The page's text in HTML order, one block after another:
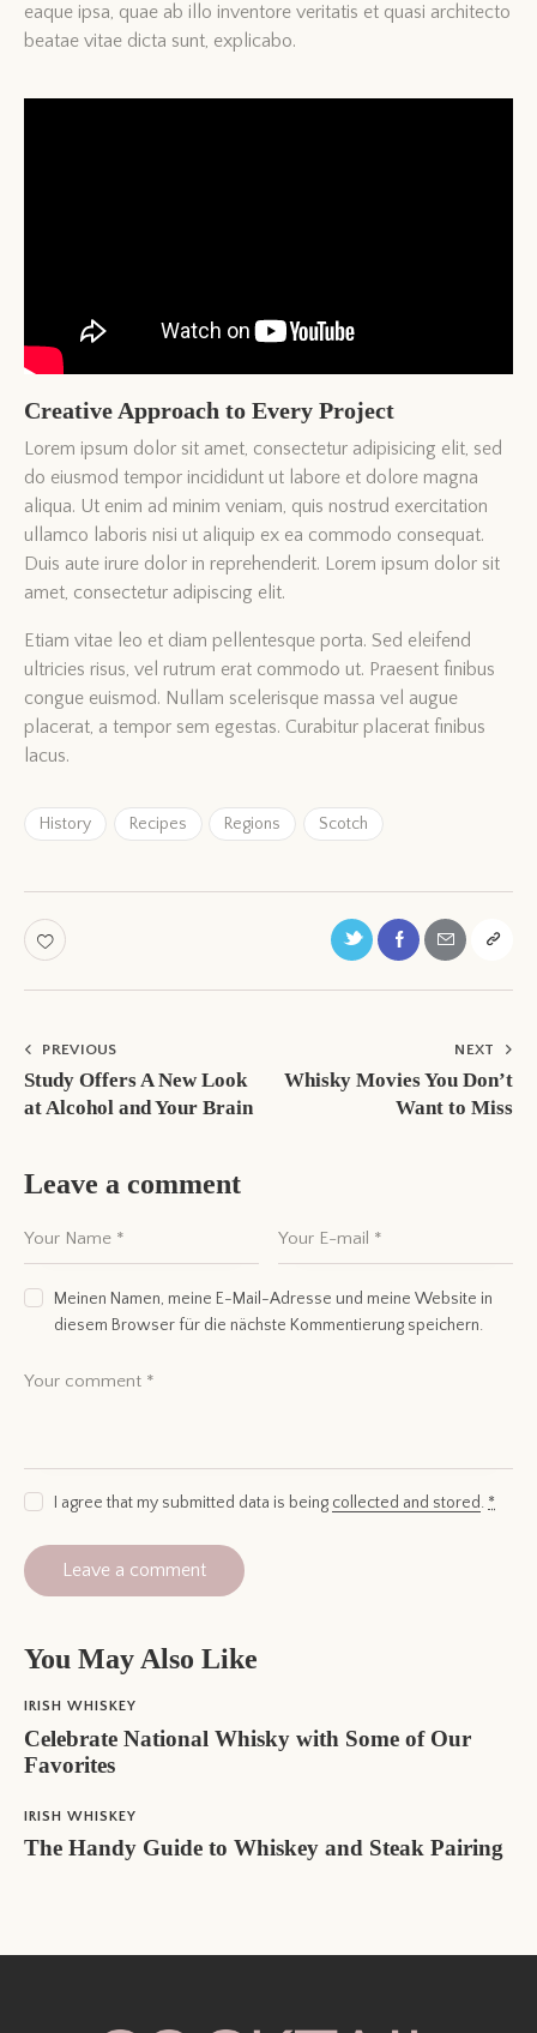
eaque ipsa, quae ab illo inventore veritatis et quasi architecto
beatae vitae dicta sunt, explicabo.
Creative Approach to Every Project
Lorem ipsum dolor sit amet, consectetur adipisicing elit, sed
do eiusmod tempor incididunt ut labore et dolore magna
aliqua. Ut enim ad minim veniam, quis nostrud exercitation
ullamco laboris nisi ut aliquip ex ea commodo consequat.
Duis aute irure dolor in reprehenderit. Lorem ipsum dolor sit
amet, consectetur adipiscing elit.
Etiam vitae leo et diam pellentesque porta. Sed eleifend
ultricies risus, vel rutrum erat commodo ut. Praesent finibus
congue euismod. Nullam scelerisque massa vel augue
placerat, a tempor sem egestas. Curabitur placerat finibus
lacus.
History Recipes Regions Scotch
PREVIOUS
Study Offers A New Look
at Alcohol and Your Brain
NEXT
Whisky Movies You Don’t
Want to Miss
Leave a comment
Meinen Namen, meine E-Mail-Adresse und meine Website in
diesem Browser für die nächste Kommentierung speichern.
I agree that my submitted data is being collected and stored. *
You May Also Like
IRISH WHISKEY
Celebrate National Whisky with Some of Our
Favorites
IRISH WHISKEY
The Handy Guide to Whiskey and Steak Pairing